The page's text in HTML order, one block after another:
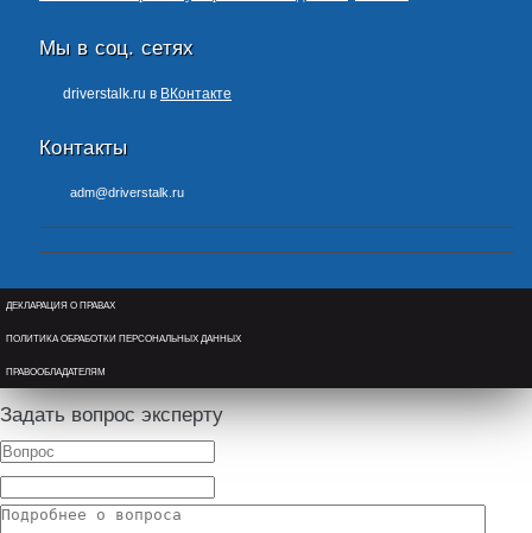
Мы в соц. сетях
driverstalk.ru в ВКонтакте
Контакты
adm@driverstalk.ru
ДЕКЛАРАЦИЯ О ПРАВАХ
ПОЛИТИКА ОБРАБОТКИ ПЕРСОНАЛЬНЫХ ДАННЫХ
ПРАВООБЛАДАТЕЛЯМ
Задать вопрос эксперту